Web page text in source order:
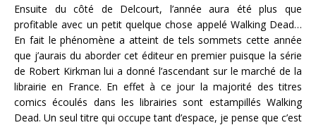
Ensuite du côté de Delcourt, l’année aura été plus que
profitable avec un petit quelque chose appelé Walking Dead…
En fait le phénomène a atteint de tels sommets cette année
que j’aurais du aborder cet éditeur en premier puisque la série
de Robert Kirkman lui a donné l’ascendant sur le marché de la
librairie en France. En effet à ce jour la majorité des titres
comics écoulés dans les librairies sont estampillés Walking
Dead. Un seul titre qui occupe tant d’espace, je pense que c’est